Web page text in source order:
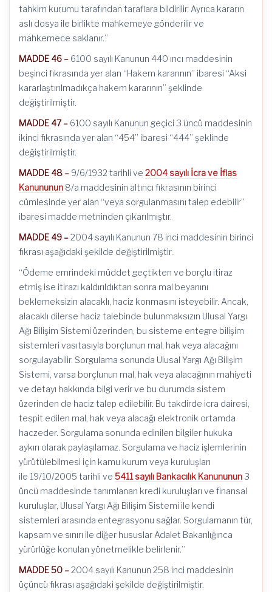
tahkim kurumu tarafından taraflara bildirilir. Ayrıca kararın
aslı dosya ile birlikte mahkemeye gönderilir ve
mahkemece saklanır.”
MADDE 46 – 6100 sayılı Kanunun 440 ıncı maddesinin
beşinci fıkrasında yer alan “Hakem kararının” ibaresi “Aksi
kararlaştırılmadıkça hakem kararının” şeklinde
değiştirilmiştir.
MADDE 47 – 6100 sayılı Kanunun geçici 3 üncü maddesinin
ikinci fıkrasında yer alan “454” ibaresi “444” şeklinde
değiştirilmiştir.
MADDE 48 – 9/6/1932 tarihli ve 2004 sayılı İcra ve İflas
Kanununun 8/a maddesinin altıncı fıkrasının birinci
cümlesinde yer alan “veya sorgulanmasını talep edebilir”
ibaresi madde metninden çıkarılmıştır.
MADDE 49 –2004 sayılı Kanunun 78 inci maddesinin birinci
fıkrası aşağıdaki şekilde değiştirilmiştir.
“Ödeme emrindeki müddet geçtikten ve borçlu itiraz
etmiş ise itirazı kaldırıldıktan sonra mal beyanını
beklemeksizin alacaklı, haciz konmasını isteyebilir. Ancak,
alacaklı dilerse haciz talebinde bulunmaksızın Ulusal Yargı
Ağı Bilişim Sistemi üzerinden, bu sisteme entegre bilişim
sistemleri vasıtasıyla borçlunun mal, hak veya alacağını
sorgulayabilir. Sorgulama sonunda Ulusal Yargı Ağı Bilişim
Sistemi, varsa borçlunun mal, hak veya alacağının mahiyeti
ve detayı hakkında bilgi verir ve bu durumda sistem
üzerinden de haciz talep edilebilir. Bu takdirde icra dairesi,
tespit edilen mal, hak veya alacağı elektronik ortamda
haczeder. Sorgulama sonunda edinilen bilgiler hukuka
aykırı olarak paylaşılamaz. Sorgulama ve haciz işlemlerinin
yürütülebilmesi için kamu kurum veya kuruluşları
ile 19/10/2005 tarihli ve 5411 sayılı Bankacılık Kanununun 3
üncü maddesinde tanımlanan kredi kuruluşları ve finansal
kuruluşlar, Ulusal Yargı Ağı Bilişim Sistemi ile kendi
sistemleri arasında entegrasyonu sağlar. Sorgulamanın tür,
kapsam ve sınırı ile diğer hususlar Adalet Bakanlığınca
yürürlüğe konulan yönetmelikle belirlenir.”
MADDE 50 –2004 sayılı Kanunun 258 inci maddesinin
üçüncü fıkrası aşağıdaki şekilde değiştirilmiştir.